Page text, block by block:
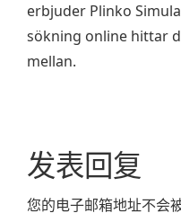
erbjuder Plinko
sökning online hittar
mellan.
发表回复
您的电子邮箱地址不会